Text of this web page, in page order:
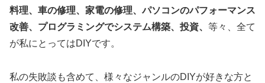
料理、車の修理、家電の修理、パソコンのパフォーマンス
改善、プログラミングでシステム構築、投資、 等々、全て
が私にとってはDIYです。
私の失敗談も含めて、様々なジャンルのDIYが好きな方と